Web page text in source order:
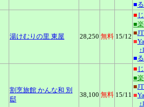
■
湯けむりの里 東屋 28,250 無料 15/12
■
■
■
■
■
割烹旅館 かんな和 別
邸
38,100 無料 15/11
■
■
■
■